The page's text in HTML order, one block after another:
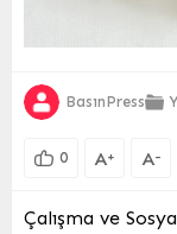
BasınPress
0 A+ A-
Çalışma ve